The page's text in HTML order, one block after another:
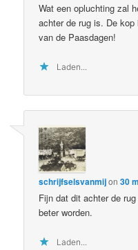
Wat een opluchting zal
achter de rug is. De
van de Paasdagen!
Laden...
schrijfselsvanmijon30
Fijn dat dit achter de rug
beter worden.
Laden...